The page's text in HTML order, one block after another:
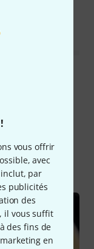
vous offrir
avec
par
publicités
des
il vous suffit
des fins de
en